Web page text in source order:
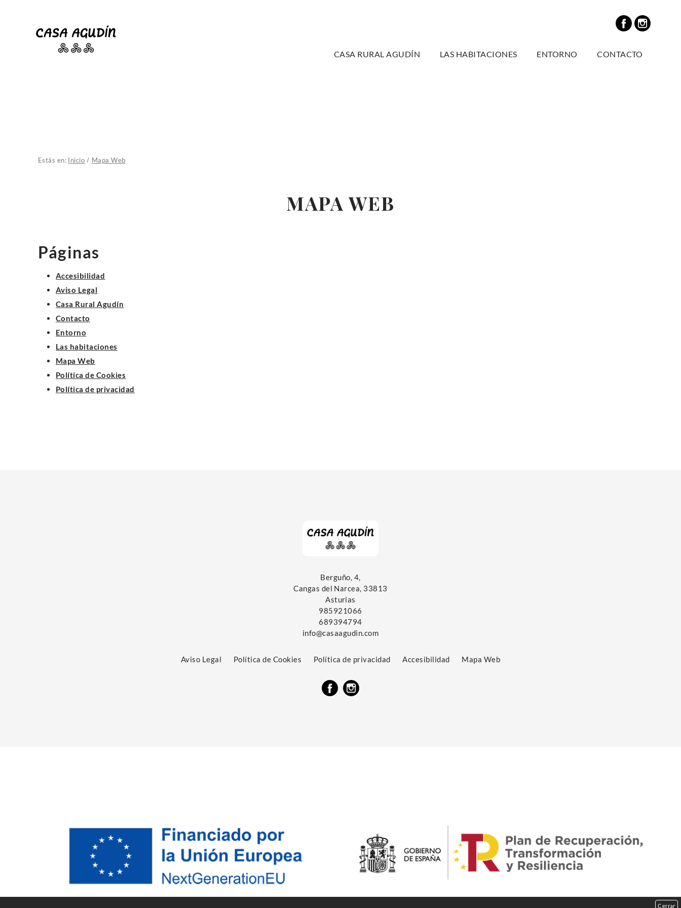
CASA RURAL AGUDÍN LAS HABITACIONES ENTORNO CONTACTO
Estás en: Inicio Mapa Web
MAPA WEB
Páginas
Accesibilidad
Aviso Legal
Casa Rural Agudín
Contacto
Entorno
Las habitaciones
Mapa Web
Política de Cookies
Política de privacidad
Berguño, 4,
Cangas del Narcea, 33813
Asturias
985921066
689394794
info@casaagudin.com
Aviso Legal Política de Cookies Política de privacidad Accesibilidad Mapa Web
Cerrar